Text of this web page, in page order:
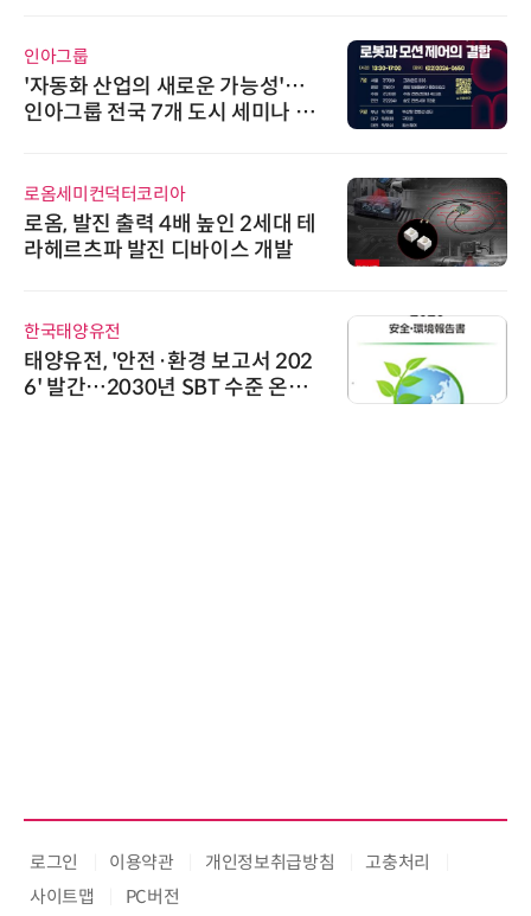
인아그룹
'자동화 산업의 새로운 가능성'…
인아그룹 전국 7개 도시 세미나 페
로옴세미컨덕터코리아
로옴, 발진 출력 4배 높인 2세대 테
라헤르츠파 발진 디바이스 개발
한국태양유전
태양유전, '안전·환경 보고서 202
6' 발간…2030년 SBT 수준 온실
로그인 이용약관 개인정보취급방침
고충처리
사이트맵
PC버전